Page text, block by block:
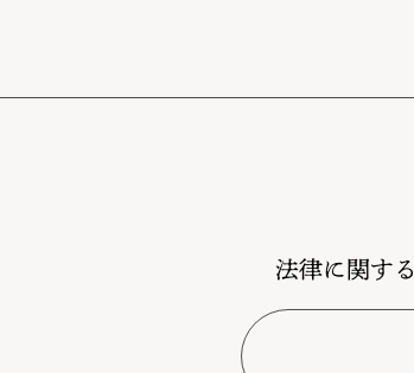
法律に関す